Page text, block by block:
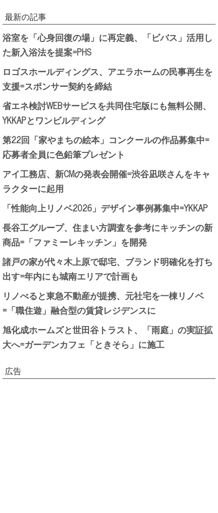
最新の記事
浴室を「心身回復の場」に再定義、「ビバス」活用し
た新入浴法を提案=PHS
ロゴスホールディングス、アエラホームの民事再生を
支援=スポンサー契約を締結
省エネ検討WEBサービスを共同住宅版にも無料公開、
YKKAPとワンビルディング
第22回「家やまちの絵本」コンクールの作品募集中=
応募者全員に色鉛筆プレゼント
アイ工務店、新CMの発表会開催=渋谷凪咲さんをキャ
ラクターに起用
「性能向上リノベ2026」デザイン事例募集中=YKKAP
長谷工グループ、住まい方調査を参考にキッチンの新
商品=「ファミーレキッチン」を開発
諸戸の家が代々木上原で邸宅、ブランド明確化を打ち
出す=年内にも城南エリアで計画も
リノべると東急不動産が提携、元社宅を一棟リノベ
=「職住遊」融合型の賃貸レジデンスに
旭化成ホームズと世田谷トラスト、「雨庭」の実証拡
大へ=ガーデンカフェ「ときそら」に施工
広告